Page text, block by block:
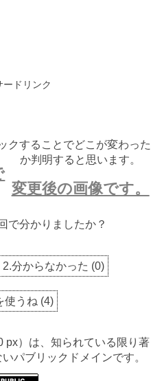
ードリンク
クすることでどこが変わった
か判明すると思います。
変更後の画像です。
で分かりましたか？
2.分からなかった (0)
使うね (4)
px）は、知られている限り著
パブリックドメインです。